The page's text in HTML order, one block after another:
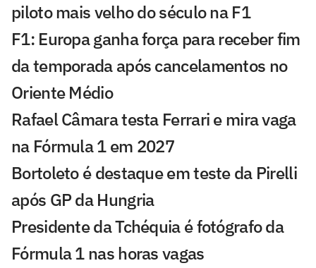
piloto mais velho do século na F1
F1: Europa ganha força para receber fim
da temporada após cancelamentos no
Oriente Médio
Rafael Câmara testa Ferrari e mira vaga
na Fórmula 1 em 2027
Bortoleto é destaque em teste da Pirelli
após GP da Hungria
Presidente da Tchéquia é fotógrafo da
Fórmula 1 nas horas vagas